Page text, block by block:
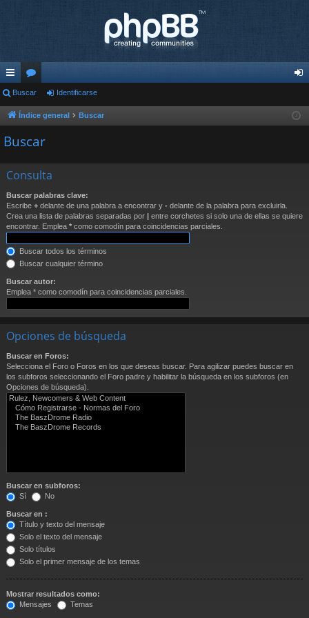
nl
ac
es
pi
do
s
or
os nti
Buscar Identificarse
Índice general Buscar
Buscar
Consulta
Buscar palabras clave:
Escribe + delante de una palabra a encontrar y - delante de la palabra para excluirla.
Crea una lista de palabras separadas por | entre corchetes si solo una de ellas se quiere
encontrar. Emplea * como comodín para coincidencias parciales.
Buscar todos los términos
Buscar cualquier término
Buscar autor:
Emplea * como comodín para coincidencias parciales.
Opciones de búsqueda
Buscar en Foros:
Selecciona el Foro o Foros en los que deseas buscar. Para agilizar puedes buscar en
los subforos seleccionando el Foro padre y habilitar la búsqueda en los subforos (en
Opciones de búsqueda).
Buscar en subforos:
Sí
No
Buscar en :
Título y texto del mensaje
Solo el texto del mensaje
Solo títulos
Solo el primer mensaje de los temas
Mostrar resultados como:
Mensajes
Temas